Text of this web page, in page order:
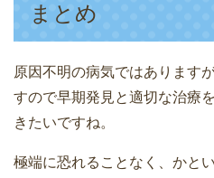
まとめ
原因不明の病気ではあります
すので早期発見と適切な治療
きたいですね。
極端に恐れることなく、かと